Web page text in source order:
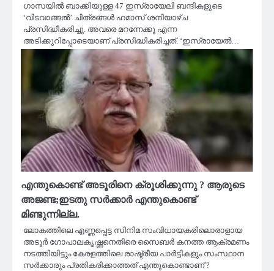
ഗാസയിൽ ബാക്കിയുള്ള 47 ഇസ്രായേലി ബന്ദികളുടെ
‘വിടവാങ്ങൽ’ ചിത്രങ്ങൾ ഹമാസ് ശനിയാഴ്ച
പ്രസിദ്ധീകരിച്ചു. അവരെ മറന്നേക്കൂ എന്ന
അടിക്കുറിപ്പോടെയാണ് പ്രസിദ്ധികരിച്ചത്. ‘ഇസ്രായേൽ…
എന്തുകൊണ്ട് അടൂരിനെ ക്രൂശിക്കുന്നു ? ആരുടെ
അജണ്ട;ഇടതു സർക്കാർ എന്തുകൊണ്ട്
മിണ്ടുന്നില്ല.
ലോകത്തിലെ എണ്ണപ്പെട്ട സിനിമ സംവിധായകരിലൊരാളായ
അടൂർ ഗോപാലകൃഷ്ണനെതിരെ സൈബർ കനത്ത ആക്രമണം
നടത്തിയിട്ടും കേരളത്തിലെ രാഷ്ട്രീയ പാർട്ടികളും സംസ്ഥാന
സർക്കാരും പ്രതികരിക്കാത്തത് എന്തുകൊണ്ടാണ് ?